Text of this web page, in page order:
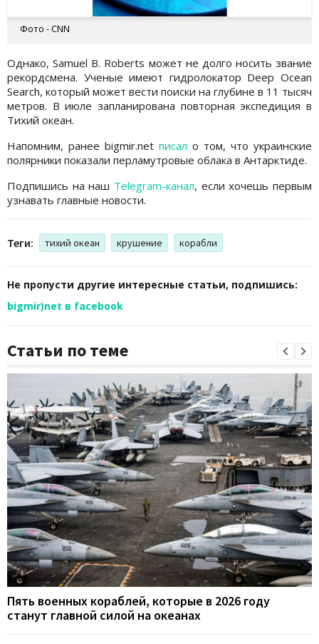
Фото - CNN
Однако, Samuel B. Roberts может не долго носить звание
рекордсмена. Ученые имеют гидролокатор Deep Ocean
Search, который может вести поиски на глубине в 11 тысяч
метров. В июле запланирована повторная экспедиция в
Тихий океан.
Напомним, ранее bigmir.net писал о том, что украинские
полярники показали перламутровые облака в Антарктиде.
Подпишись на наш Telegram-канал, если хочешь первым
узнавать главные новости.
Теги: тихий океан крушение корабли
Не пропусти другие интересные статьи, подпишись:
bigmir)net в facebook
Статьи по теме
Пять военных кораблей, которые в 2026 году
станут главной силой на океанах